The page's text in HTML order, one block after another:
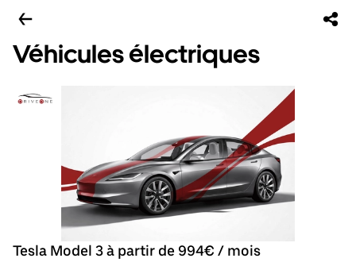
Véhicules électriques
Tesla Model 3 à partir de 994€ / mois